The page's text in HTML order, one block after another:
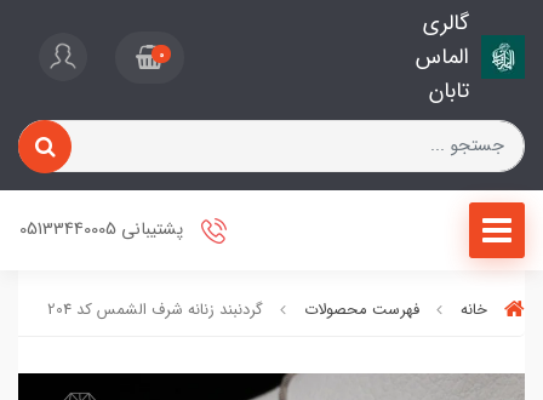
گالری
الماس
تابان
0
پشتیبانی 05133440005
خانه فهرست محصولات گردنبند زنانه شرف الشمس کد 204